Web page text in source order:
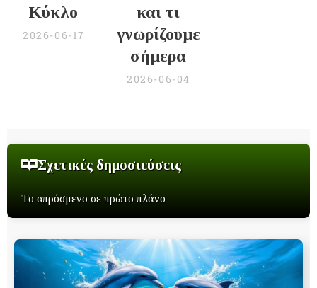
Κύκλο
2026-06-17
και τι
γνωρίζουμε
σήμερα
2026-06-04
Σχετικές δημοσιεύσεις
Το απρόσμενο σε πρώτο πλάνο